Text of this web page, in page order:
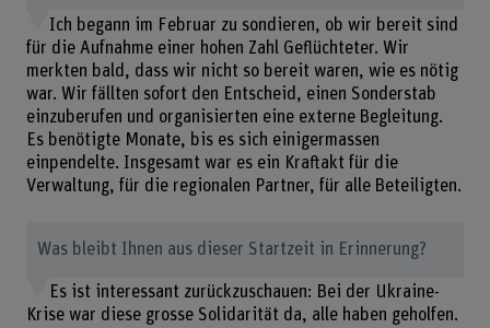
Ich begann im Februar zu sondieren, ob wir bereit sind
für die Aufnahme einer hohen Zahl Geflüchteter. Wir
merkten bald, dass wir nicht so bereit waren, wie es nötig
war. Wir fällten sofort den Entscheid, einen Sonderstab
einzuberufen und organisierten eine externe Begleitung.
Es benötigte Monate, bis es sich einigermassen
einpendelte. Insgesamt war es ein Kraftakt für die
Verwaltung, für die regionalen Partner, für alle Beteiligten.
Was bleibt Ihnen aus dieser Startzeit in Erinnerung?
Es ist interessant zurückzuschauen: Bei der Ukraine-
Krise war diese grosse Solidarität da, alle haben geholfen.